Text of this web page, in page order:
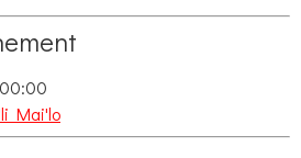
Mai'lo